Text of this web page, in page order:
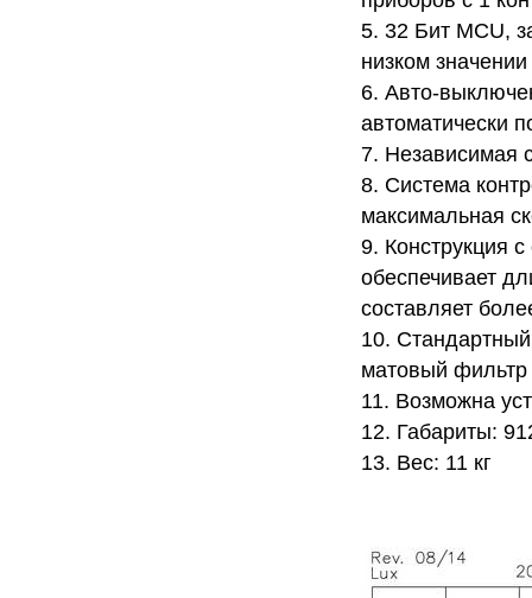
5. 32 Бит MCU,
низком
6. Авто-
автоматически
7. Независимая
8. Система
максимальная
9. Конструкция
обеспечивает
составляет
10.
матовый фильтр
11. Возможна
12. Габариты:
13. Вес: 11 кг